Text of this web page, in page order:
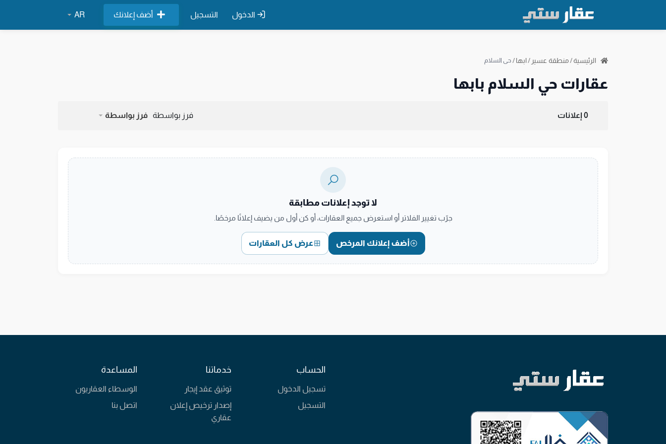
الدخول التسجيل أضف إعلانك AR
الرئيسية/منطقة عسير /ابها/ حي السلام
عقارات حي السلام بابها
0 إعلانات فرز بواسطة فرز بواسطة
لا توجد إعلانات مطابقة
جرّب تغيير الفلاتر أو استعرض جميع العقارات، أو كن أول من يضيف إعلانًا مرخصًا.
أضف إعلانك المرخص عرض كل العقارات
الحساب
تسجيل الدخول
التسجيل
خدماتنا
توثيق عقد إيجار
إصدار ترخيص إعلان
عقاري
المساعدة
الوسطاء العقاريون
اتصل بنا